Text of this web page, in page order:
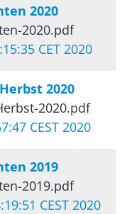
2020
2020.pdf
CET 2020
2020
2020.pdf
CEST 2020
2019
2019.pdf
CEST 2020